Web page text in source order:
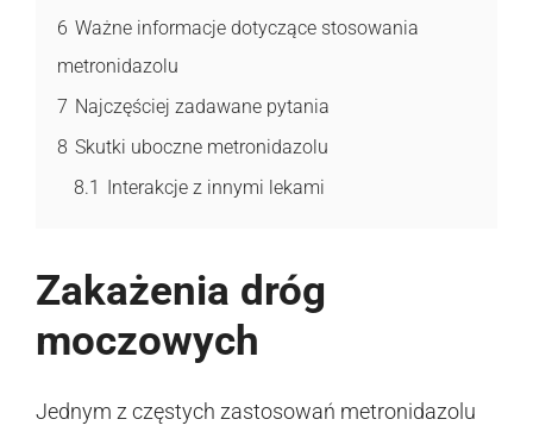
6 Ważne informacje dotyczące stosowania
metronidazolu
7 Najczęściej zadawane pytania
8 Skutki uboczne metronidazolu
8.1 Interakcje z innymi lekami
Zakażenia dróg
moczowych
Jednym z częstych zastosowań metronidazolu